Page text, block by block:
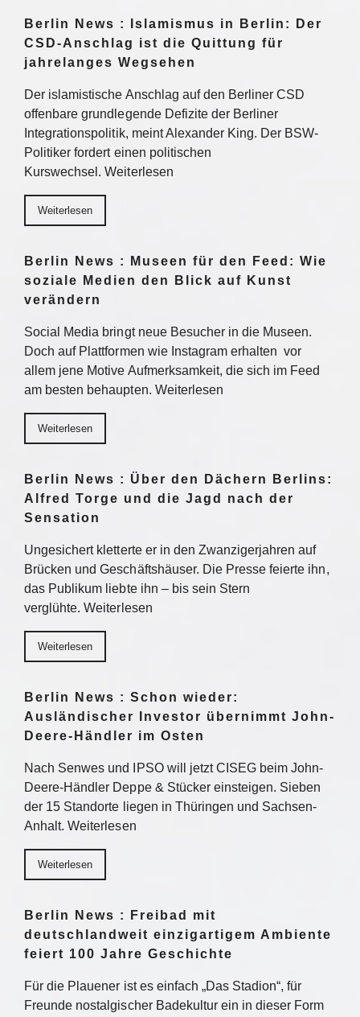
Berlin News : Islamismus in Berlin: Der
CSD-Anschlag ist die Quittung für
jahrelanges Wegsehen
Der islamistische Anschlag auf den Berliner CSD
offenbare grundlegende Defizite der Berliner
Integrationspolitik, meint Alexander King. Der BSW-
Politiker fordert einen politischen
Kurswechsel. Weiterlesen
Weiterlesen
Berlin News : Museen für den Feed: Wie
soziale Medien den Blick auf Kunst
verändern
Social Media bringt neue Besucher in die Museen.
Doch auf Plattformen wie Instagram erhalten vor
allem jene Motive Aufmerksamkeit, die sich im Feed
am besten behaupten. Weiterlesen
Weiterlesen
Berlin News : Über den Dächern Berlins:
Alfred Torge und die Jagd nach der
Sensation
Ungesichert kletterte er in den Zwanzigerjahren auf
Brücken und Geschäftshäuser. Die Presse feierte ihn,
das Publikum liebte ihn – bis sein Stern
verglühte. Weiterlesen
Weiterlesen
Berlin News : Schon wieder:
Ausländischer Investor übernimmt John-
Deere-Händler im Osten
Nach Senwes und IPSO will jetzt CISEG beim John-
Deere-Händler Deppe & Stücker einsteigen. Sieben
der 15 Standorte liegen in Thüringen und Sachsen-
Anhalt. Weiterlesen
Weiterlesen
Berlin News : Freibad mit
deutschlandweit einzigartigem Ambiente
feiert 100 Jahre Geschichte
Für die Plauener ist es einfach „Das Stadion“, für
Freunde nostalgischer Badekultur ein in dieser Form